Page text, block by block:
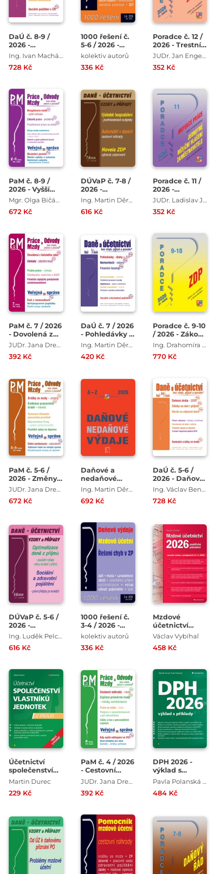
DaÚ č. 8-9 /
2026 -
Zaměstnanecké
benefity a
DPH
Ing. Ivan Macháček , Ing. Pavel Novák , Ing. Václav Benda , Ing. Antonín Daněk , Ing. Martin Děrgel
728 Kč
1000 řešení č.
5-6 / 2026 -
ZDP po
kolektiv autorů
336 Kč
Poradce č. 12 /
2026 - Trestní
zákoník po
komentářem
JUDr. Jan Engelmann , JUDr. Antonín Draštík
352 Kč
PaM č. 8-9 /
2026 - Vyšší
náhrada za
nevyplacenou
mzdu
Mgr. Olga Bičáková , Richard W. Fetter , JUDr. Jana Drexlerová , JUDr. Ladislav Jouza , JUDr. Eva Dandová
672 Kč
DÚVaP č. 7-8 /
2026 -
Výsledek
hospodaření
podnikatelských
Ing. Martin Děrgel , Ing. Vladimír Hruška , Ing. Eva Sedláková , Ing. Drahomíra Martincová
616 Kč
Poradce č. 11 /
2026 -
Inspekce
JUDr. Ladislav Jouza , JUDr. Eva Dandová
352 Kč
PaM č. 7 / 2026
- Dovolená z
loňského rokuJUDr. Jana Drexlerová , JUDr. Ladislav Jouza , Mgr. Olga Bičáková , JUDr. Eva Dandová
392 Kč
DaÚ č. 7 / 2026
- Pohledávky –
dluhy a ZDP Ing. Martin Děrgel , Ing. Antonín Daněk , Ing. Ivan Macháček , Ing. Václav Benda
420 Kč
Poradce č. 9-10
/ 2026 - Zákon
o daních z
příjmů s
komentářem
Ing. Drahomíra Martincová , Ing. Eva Sedláková
770 Kč
PaM č. 5-6 /
2026 - Změny
srážek ze
JUDr. Jana Drexlerová , JUDr. Eva Dandová , JUDr. Ladislav Jouza , Mgr. Olga Bičáková , Richard W. Fetter
672 Kč
Daňové a
nedaňové
výdaje 2026
Ing. Martin Děrgel
692 Kč
DaÚ č. 5-6 /
2026 - Daňová
ztráta v roce
2026
Ing. Václav Benda , Ing. Antonín Daně , Ing. Martin Děrgel , Ing. Ivan Macháček
728 Kč
DÚVaP č. 5-6 /
2026 -
Optimalizace
daně
Ing. Luděk Pelcl , Ing. Ivan Macháček
616 Kč
1000 řešení č.
3-4 / 2026 -
Daňové výdaje
kolektiv autorů
336 Kč
Mzdové
účetnictví
2026
Václav Vybíhal
458 Kč
Účetnictví
společenství
vlastníků
vydání
Martin Durec
229 Kč
PaM č. 4 / 2026
- Cestovní
náhrady - nověJUDr. Jana Drexlerová , JUDr. Ladislav Jouza , Mgr. Olga Bičáková , JUDr. Eva Dandová
392 Kč
DPH 2026 -
výklad s
příklady
Pavla Polanská , Zdeněk Kuneš
484 Kč